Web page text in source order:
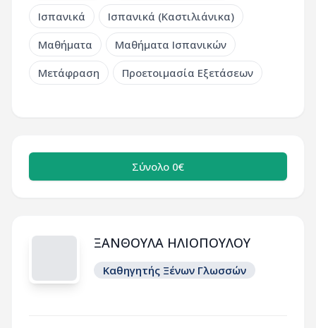
Ισπανικά
Ισπανικά (Καστιλιάνικα)
Μαθήματα
Μαθήματα Ισπανικών
Μετάφραση
Προετοιμασία Εξετάσεων
Σύνολο 0€
ΞΑΝΘΟΥΛΑ ΗΛΙΟΠΟΥΛΟΥ
Καθηγητής Ξένων Γλωσσών